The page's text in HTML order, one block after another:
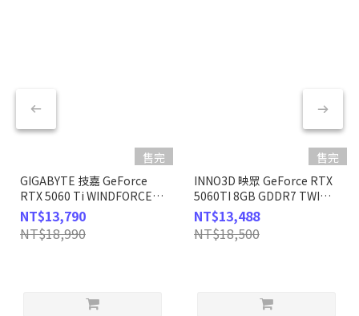
售完
GIGABYTE 技嘉 GeForce
RTX 5060 Ti WINDFORCE
OC 8G 顯示卡
NT$13,790
NT$18,990
售完
INNO3D 映眾 GeForce RTX
5060TI 8GB GDDR7 TWIN
X2 顯示卡 (N506T2-08D7-
193075N)
NT$13,488
NT$18,500